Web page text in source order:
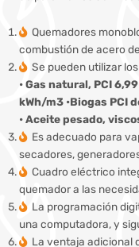
Quemadores
combustión de acero
Se pueden utilizar
• Gas natural, PCI
kWh/m3 •Biogas PCI
• Aceite pesado,
Es adecuado para
secadores,
Cuadro eléctrico
quemador a las
La programación
una computadora, y
La ventaja adicional